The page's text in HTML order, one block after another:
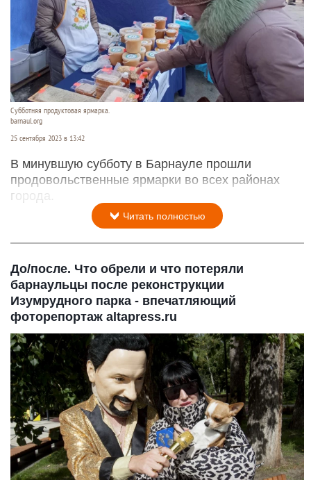
Субботняя продуктовая ярмарка.
barnaul.org
25 сентября 2023 в 13:42
В минувшую субботу в Барнауле прошли
продовольственные ярмарки во всех районах
города.
Читать полностью
До/после. Что обрели и что потеряли
барнаульцы после реконструкции
Изумрудного парка - впечатляющий
фоторепортаж altapress.ru